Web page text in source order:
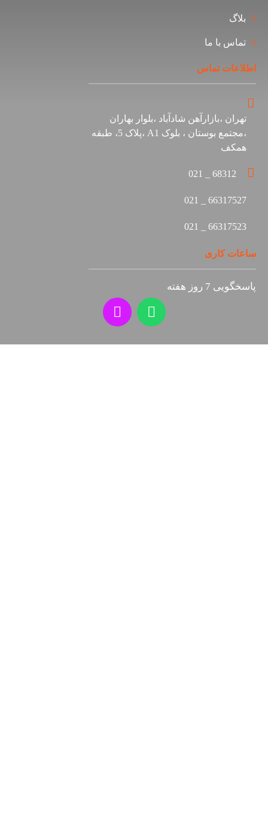
با ما
تماس
،بازارآهن شادآباد ،بلوار بهاران
،مجتمع بوستان ، بلوک A1 ،پلاک 5، طبقه
66317527
66317523
کاری
روز هفته